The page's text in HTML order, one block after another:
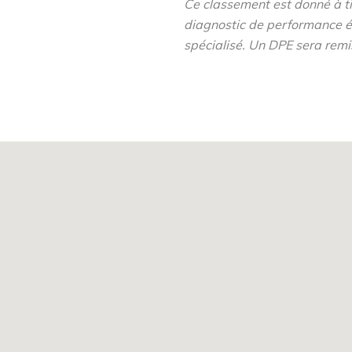
les appartements
Ce classement est donné à
diagnostic de performance
spécialisé. Un DPE sera